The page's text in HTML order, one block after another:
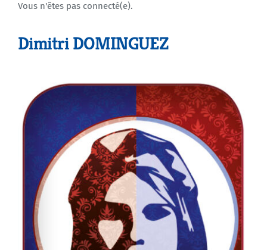
Agenda
Vous n'êtes pas connecté(e).
Dimitri DOMINGUEZ